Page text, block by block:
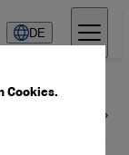
DE
Cookies.